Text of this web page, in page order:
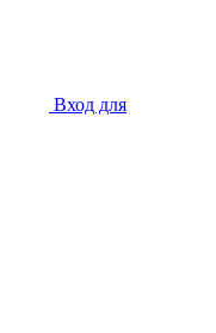
Вход для